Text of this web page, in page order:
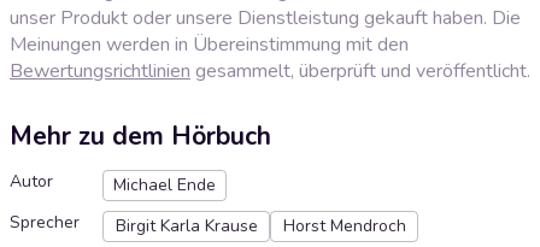
unser Produkt oder unsere Dienstleistung gekauft haben. Die
Meinungen werden in Übereinstimmung mit den
Bewertungsrichtlinien gesammelt, überprüft und veröffentlicht.
Mehr zu dem Hörbuch
Autor
Michael Ende
Sprecher
Birgit Karla Krause
Horst Mendroch